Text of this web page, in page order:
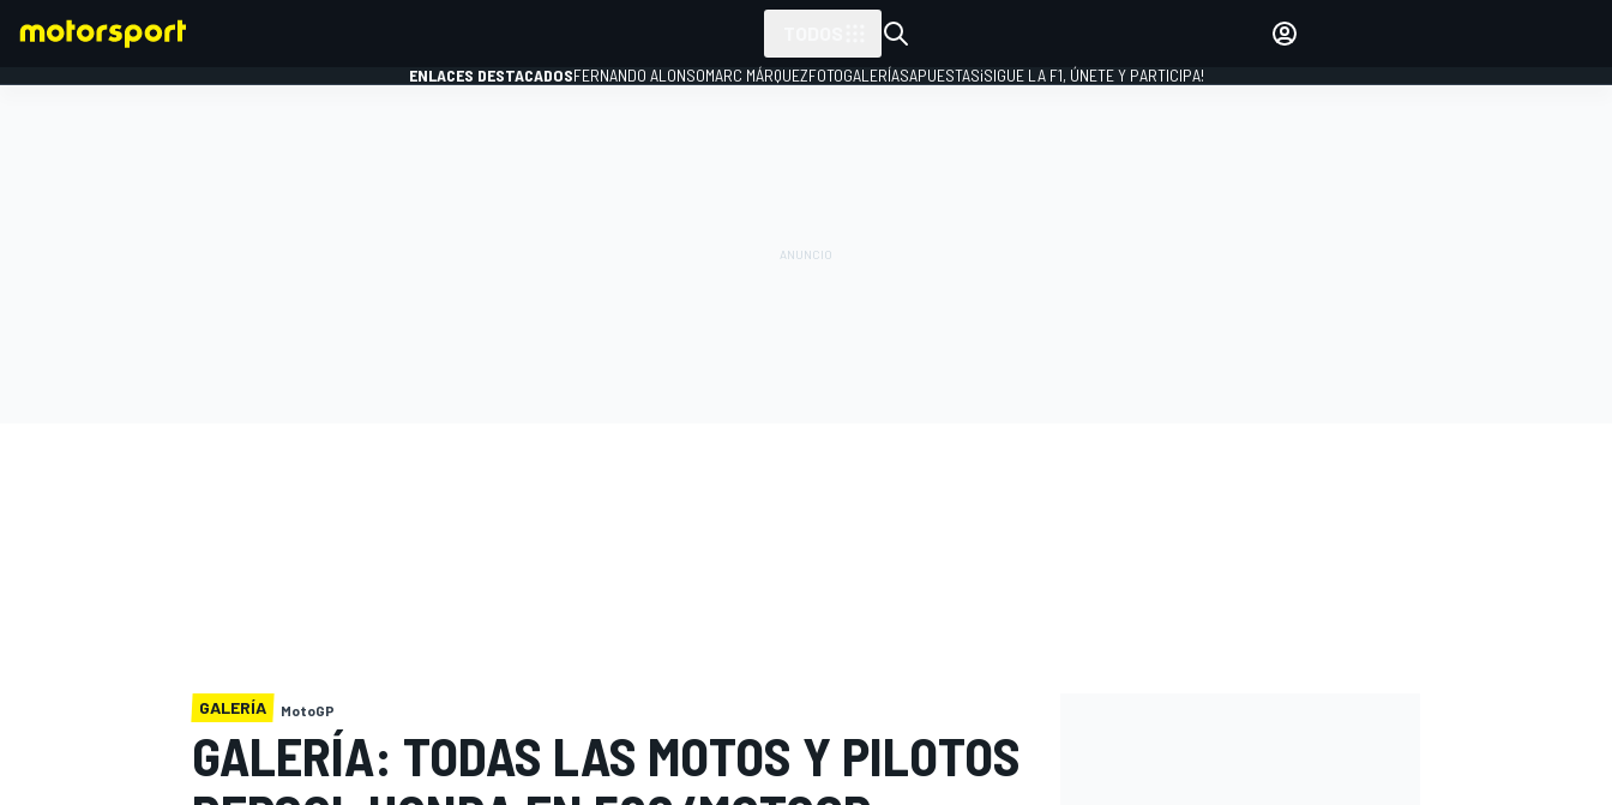
ENLACES DESTACADOSFERNANDO ALONSOMARC MÁRQUEZFOTOGALERÍASAPUESTAS¡SIGUE LA F1, ÚNETE Y PARTICIPA!
GALERÍA MotoGP
GALERÍA: TODAS LAS MOTOS Y PILOTOS